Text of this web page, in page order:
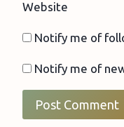
Website
Notify me of
Notify me of